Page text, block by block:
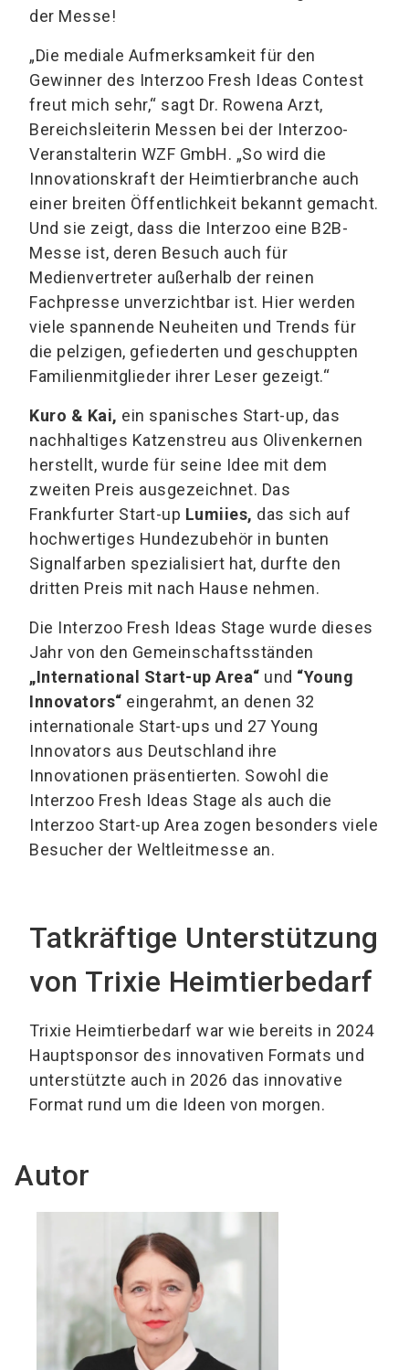
der Messe!
„Die mediale Aufmerksamkeit für den
Gewinner des Interzoo Fresh Ideas Contest
freut mich sehr,“ sagt Dr. Rowena Arzt,
Bereichsleiterin Messen bei der Interzoo-
Veranstalterin WZF GmbH. „So wird die
Innovationskraft der Heimtierbranche auch
einer breiten Öffentlichkeit bekannt gemacht.
Und sie zeigt, dass die Interzoo eine B2B-
Messe ist, deren Besuch auch für
Medienvertreter außerhalb der reinen
Fachpresse unverzichtbar ist. Hier werden
viele spannende Neuheiten und Trends für
die pelzigen, gefiederten und geschuppten
Familienmitglieder ihrer Leser gezeigt.“
Kuro & Kai, ein spanisches Start-up, das
nachhaltiges Katzenstreu aus Olivenkernen
herstellt, wurde für seine Idee mit dem
zweiten Preis ausgezeichnet. Das
Frankfurter Start-up Lumiies, das sich auf
hochwertiges Hundezubehör in bunten
Signalfarben spezialisiert hat, durfte den
dritten Preis mit nach Hause nehmen.
Die Interzoo Fresh Ideas Stage wurde dieses
Jahr von den Gemeinschaftsständen
„International Start-up Area“ und “Young
Innovators“ eingerahmt, an denen 32
internationale Start-ups und 27 Young
Innovators aus Deutschland ihre
Innovationen präsentierten. Sowohl die
Interzoo Fresh Ideas Stage als auch die
Interzoo Start-up Area zogen besonders viele
Besucher der Weltleitmesse an.
Tatkräftige Unterstützung
von Trixie Heimtierbedarf
Trixie Heimtierbedarf war wie bereits in 2024
Hauptsponsor des innovativen Formats und
unterstützte auch in 2026 das innovative
Format rund um die Ideen von morgen.
Autor